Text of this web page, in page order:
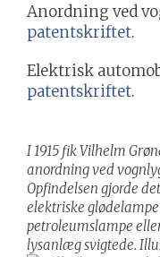
Anordning ved
patentskriftet.
Elektrisk
patentskriftet.
I 1915 fik Vilhelm
anordning ved
Opfindelsen gjorde
elektriske
petroleumslampe
lysanlæg svigtede.